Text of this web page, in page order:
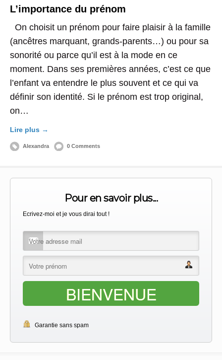
L’importance du prénom
On choisit un prénom pour faire plaisir à la famille
(ancêtres marquant, grands-parents…) ou pour sa
sonorité ou parce qu’il est à la mode en ce
moment. Dans ses premières années, c’est ce que
l’enfant va entendre le plus souvent et ce qui va
définir son identité. Si le prénom est trop original,
on…
Lire plus →
Alexandra 0 Comments
Pour en savoir plus...
Ecrivez-moi et je vous dirai tout !
BIENVENUE
Garantie sans spam